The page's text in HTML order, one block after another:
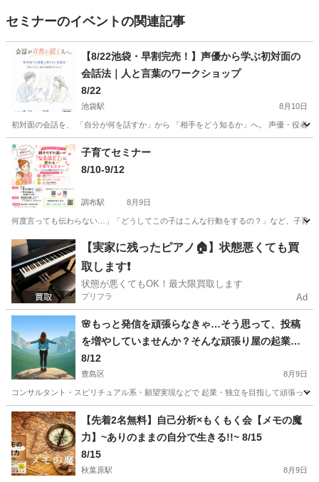
セミナーのイベントの関連記事
【8/22池袋・早割完売！】声優から学ぶ初対面の
会話法｜人と言葉のワークショップ
8/22
池袋駅 8月10日
初対面の会話を、 「自分が何を話すか」から 「相手をどう知るか」へ。 声優・役者
東京 豊島区 池袋駅 セミナー
子育てセミナー
8/10-9/12
調布駅 8月9日
何度言っても伝わらない…」「どうしてこの子はこんな行動をするの？」など、子育
東京 調布市 調布駅 セミナー 親子
【実家に残ったピアノ🏠】状態悪くても買
取します❗️
状態が悪くてもOK！最大限買取します
プリフラ Ad
🌸もっと発信を頑張らなきゃ…そう思って、投稿
を増やしていませんか？そんな頑張り屋の起業家
さんへ！
8/12
豊島区 8月9日
コンサルタント・スピリチュアル系・願望実現などで 起業・独立を目指して頑張っ
東京 豊島区 セミナー 起業家
【先着2名無料】自己分析×もくもく会【メモの魔
力】~ありのままの自分で生きる!!~ 8/15
8/15
秋葉原駅 8月9日